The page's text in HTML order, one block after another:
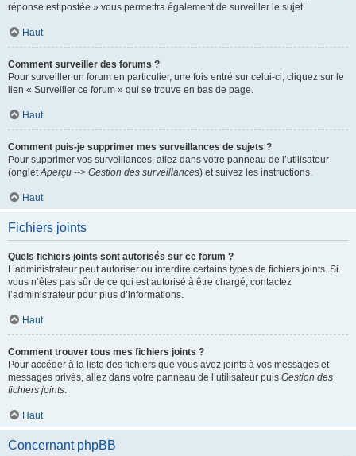
réponse est postée » vous permettra également de surveiller le sujet.
Haut
Comment surveiller des forums ?
Pour surveiller un forum en particulier, une fois entré sur celui-ci, cliquez sur le
lien « Surveiller ce forum » qui se trouve en bas de page.
Haut
Comment puis-je supprimer mes surveillances de sujets ?
Pour supprimer vos surveillances, allez dans votre panneau de l’utilisateur
(ongletAperçu --> Gestion des surveillances) et suivez les instructions.
Haut
Fichiers joints
Quels fichiers joints sont autorisés sur ce forum ?
L’administrateur peut autoriser ou interdire certains types de fichiers joints. Si
vous n’êtes pas sûr de ce qui est autorisé à être chargé, contactez
l’administrateur pour plus d’informations.
Haut
Comment trouver tous mes fichiers joints ?
Pour accéder à la liste des fichiers que vous avez joints à vos messages et
messages privés, allez dans votre panneau de l’utilisateur puis Gestion des
fichiers joints.
Haut
Concernant phpBB